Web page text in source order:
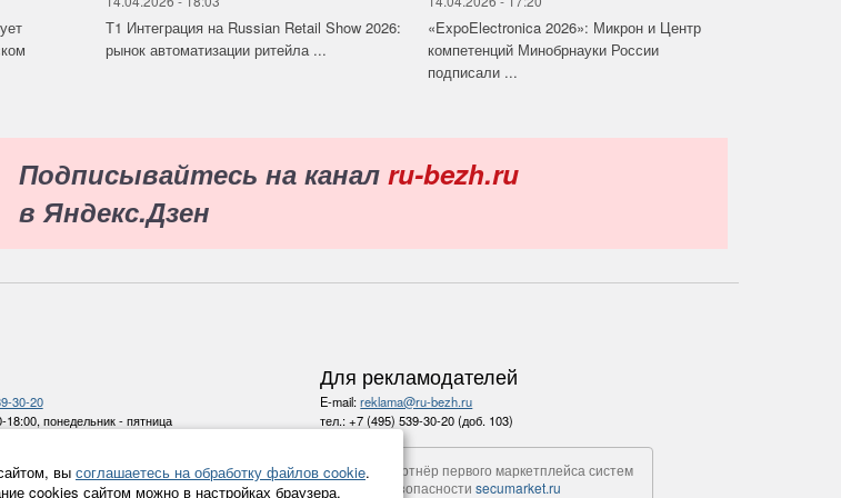
Т1 Интеграция на Russian Retail Show 2026:
рынок автоматизации ритейла ...
«ExpoElectronica 2026»: Микрон и Центр
компетенций Минобрнауки России
подписали ...
Подписывайтесь на канал ru-bezh.ru
в Яндекс.Дзен
30-20
18:00, понедельник - пятница
Для рекламодателей
E-mail:reklama@ru-bezh.ru
тел.:+7 (495) 539-30-20 (доб. 103)
Партнёр первого маркетплейса систем
безопасностиsecumarket.ru
вы соглашаетесь на обработку файлов cookie.
cookies сайтом можно в настройках браузера.